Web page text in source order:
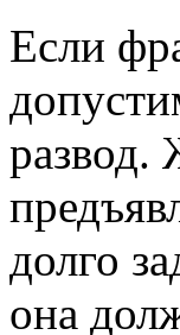
Если
развод.
долго
она